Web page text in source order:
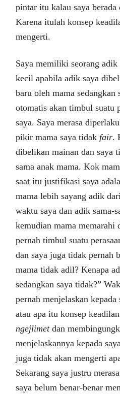
pintar itu kalau saya
Karena itulah konsep
mengerti.
Saya memiliki seorang
kecil apabila adik saya
baru oleh mama sedangkan
otomatis akan timbul suatu
saya. Saya merasa
pikir mama saya tidak fair.
dibelikan mainan dan saya
sama anak mama. Kok
saat itu justifikasi saya
mama lebih sayang adik
waktu saya dan adik sama-
kemudian mama
pernah timbul suatu
dan saya juga tidak pernah
mama tidak adil? Kenapa
sedangkan saya tidak?”
pernah menjelaskan
atau apa itu konsep
ngejlimetdan
menjelaskannya kepada
juga tidak akan mengerti
Sekarang saya justru
saya belum benar-benar